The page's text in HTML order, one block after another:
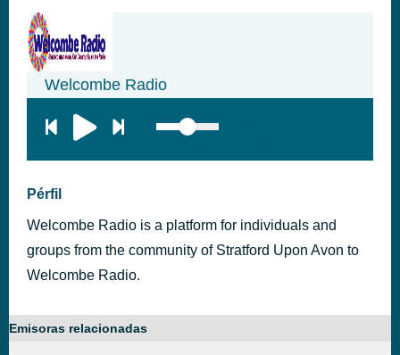
Welcombe Radio
height:28px; background:#005f79;'
Pérfil
Welcombe Radio is a platform for individuals and
groups from the community of Stratford Upon Avon to
Welcombe Radio.
Emisoras relacionadas